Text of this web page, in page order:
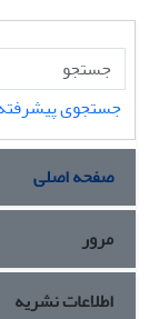
جستجوی
صفحه اصلی
مرور
اطلاعات نشریه